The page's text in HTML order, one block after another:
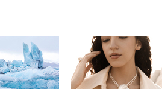
Генпрокурором США
стал Тодд Бланш
13:37
Пляжи Геленджика
закрыты из-за опасности БПЛА